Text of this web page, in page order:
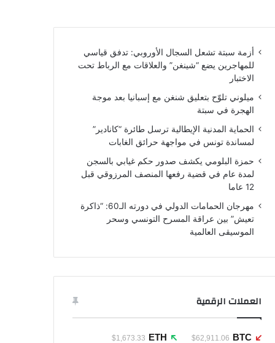
أزمة سبتة تشعل السجال الأوروبي: تدفق قياسي
للمهاجرين يضع “شينغن” والعلاقات مع الرباط تحت
الاختبار
ميلوني تلوّح بتعليق شنغن مع إسبانيا بعد موجة
الهجرة في سبتة
الحماية المدنية الإيطالية ترسل طائرة “كانادير”
لمساندة تونس في مواجهة حرائق الغابات
حمزة البلومي يكشف صدور حكم غيابي بالسجن
لمدة عام في قضية رفعها المنصف المرزوقي قبل
12 عاما
مهرجان الحمامات الدولي في دورته الـ60: “ذاكرة
تعيش” بين عراقة المسرح التونسي وسحر
الموسيقى العالمية
العملات الرقمية
BTC
$62,911.06
ETH
$1,673.33